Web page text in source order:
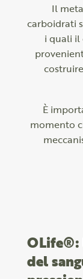
Il
carboidrati
i quali
È
momento
OLife®:
del